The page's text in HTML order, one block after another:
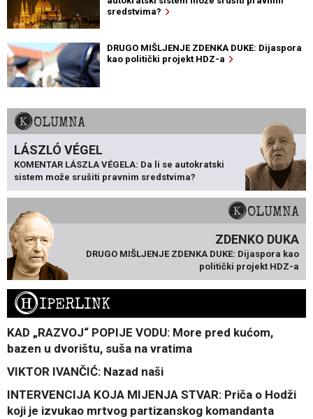
sredstvima?
DRUGO MIŠLJENJE ZDENKA DUKE: Dijaspora
kao politički projekt HDZ-a
KOLUMNA
LÁSZLÓ VÉGEL
KOMENTAR LÁSZLA VÉGELA: Da li se autokratski
sistem može srušiti pravnim sredstvima?
KOLUMNA
ZDENKO DUKA
DRUGO MIŠLJENJE ZDENKA DUKE: Dijaspora kao
politički projekt HDZ-a
HIPERLINK
KAD „RAZVOJ“ POPIJE VODU: More pred kućom,
bazen u dvorištu, suša na vratima
VIKTOR IVANČIĆ: Nazad naši
INTERVENCIJA KOJA MIJENJA STVAR: Priča o Hodži
koji je izvukao mrtvog partizanskog komandanta